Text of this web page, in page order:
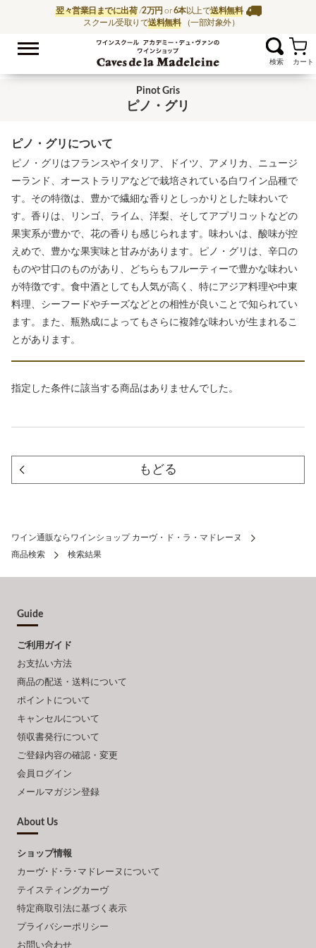
翌々営業日までに出荷/2万円 or6本以上で送料無料
スクール受取りで送料無料 （一部対象外）
ワイン通販ならワイ
お気に入
Pinot Gris
ピノ・グリ
ピノ・グリについて
ピノ・グリはフランスやイタリア、ドイツ、アメリカ、ニュージ
ーランド、オーストラリアなどで栽培されている白ワイン品種で
す。その特徴は、豊かで繊細な香りとしっかりとした味わいで
す。香りは、リンゴ、ライム、洋梨、そしてアプリコットなどの
果実系が豊かで、花の香りも感じられます。味わいは、酸味が控
えめで、豊かな果実味と甘みがあります。ピノ・グリは、辛口の
ものや甘口のものがあり、どちらもフルーティーで豊かな味わい
が特徴です。食中酒としても人気が高く、特にアジア料理や中東
料理、シーフードやチーズなどとの相性が良いことで知られてい
ます。また、瓶熟成によってもさらに複雑な味わいが生まれるこ
とがあります。
指定した条件に該当する商品はありませんでした。
もどる
ワイン通販ならワインショップ カーヴ・ド・ラ・マドレーヌ
商品検索
検索結果
Guide
ご利用ガイド
お支払い方法
商品の配送・送料について
ポイントについて
キャンセルについて
領収書発行について
ご登録内容の確認・変更
会員ログイン
メールマガジン登録
About Us
ショップ情報
カーヴ･ド･ラ･マドレーヌについて
テイスティングカーヴ
特定商取引法に基づく表示
プライバシーポリシー
お問い合わせ